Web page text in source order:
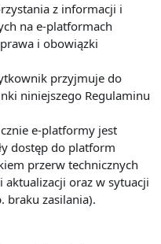
z informacji i
na e-platformach
i obowiązki
przyjmuje do
niniejszego Regulaminu
e-platformy jest
dostęp do platform
przerw technicznych
aktualizacji oraz w sytuacji
braku zasilania).